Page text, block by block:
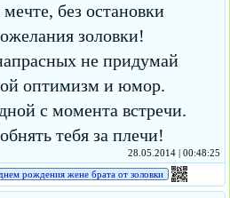
без остановки
золовки!
не придумай
оптимизм и юмор.
с момента встречи.
тебя за плечи!
28.05.2014 | 00:48:25
рождения жене брата от золовки